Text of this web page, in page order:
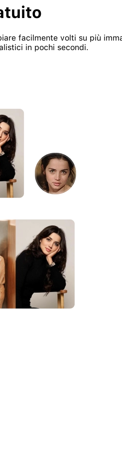
facilmente volti su più
in pochi secondi.